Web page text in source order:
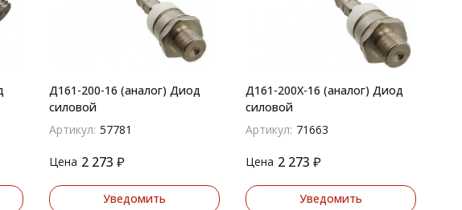
Д161-200-16 (аналог) Диод
силовой
Артикул: 57781
Цена 2 273 ₽
Уведомить
Д161-200Х-16 (аналог) Диод
силовой
Артикул: 71663
Цена 2 273 ₽
Уведомить